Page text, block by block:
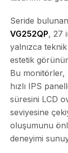
Seride
VG252QP, 27
yalnızca
estetik
Bu
hızlı IPS
süresini LCD
seviyesine
oluşumunu
deneyimi